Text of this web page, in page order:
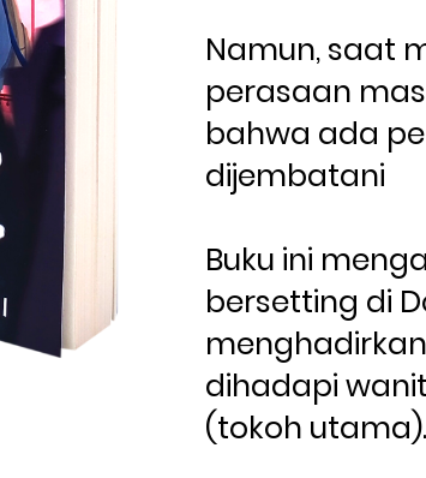
Namun, saat
perasaan
bahwa ada
dijembatani
Buku ini
bersetting di
dihadapi
(tokoh utama).